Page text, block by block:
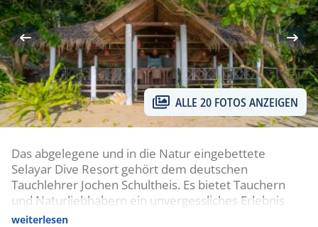
ALLE 20 FOTOS ANZEIGEN
Das abgelegene und in die Natur eingebettete
Selayar Dive Resort gehört dem deutschen
Tauchlehrer Jochen Schultheis. Es bietet Tauchern
und Naturliebhabern ein unvergessliches Erlebnis
weit ab von touristischen Pfaden. Die Tauchgründe
weiterlesen